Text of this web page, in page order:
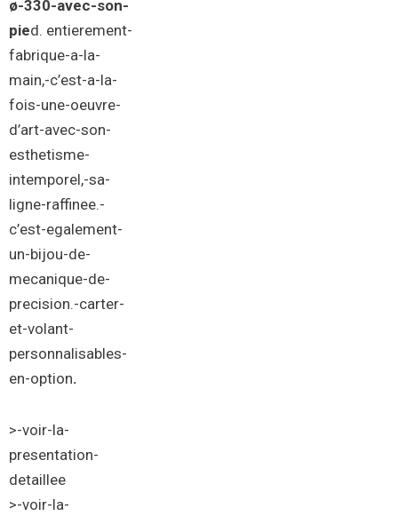
ø-330-avec-son-
pied. entierement-
fabrique-a-la-
main,-c’est-a-la-
fois-une-oeuvre-
d’art-avec-son-
esthetisme-
intemporel,-sa-
ligne-raffinee.-
c’est-egalement-
un-bijou-de-
mecanique-de-
precision.-carter-
et-volant-
personnalisables-
en-option.
>-voir-la-
presentation-
detaillee
>-voir-la-